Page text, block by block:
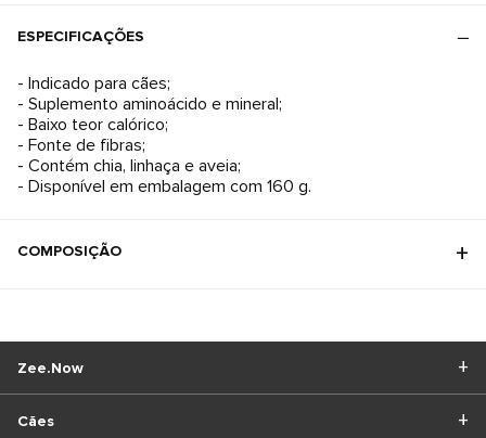
ESPECIFICAÇÕES
- Indicado para cães;
- Suplemento aminoácido e mineral;
- Baixo teor calórico;
- Fonte de fibras;
- Contém chia, linhaça e aveia;
- Disponível em embalagem com 160 g.
COMPOSIÇÃO
Cães
Zee.Now